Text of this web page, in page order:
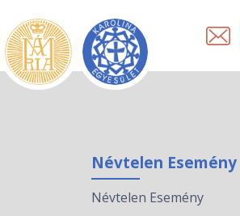
Névtelen Esemény
Névtelen Esemény